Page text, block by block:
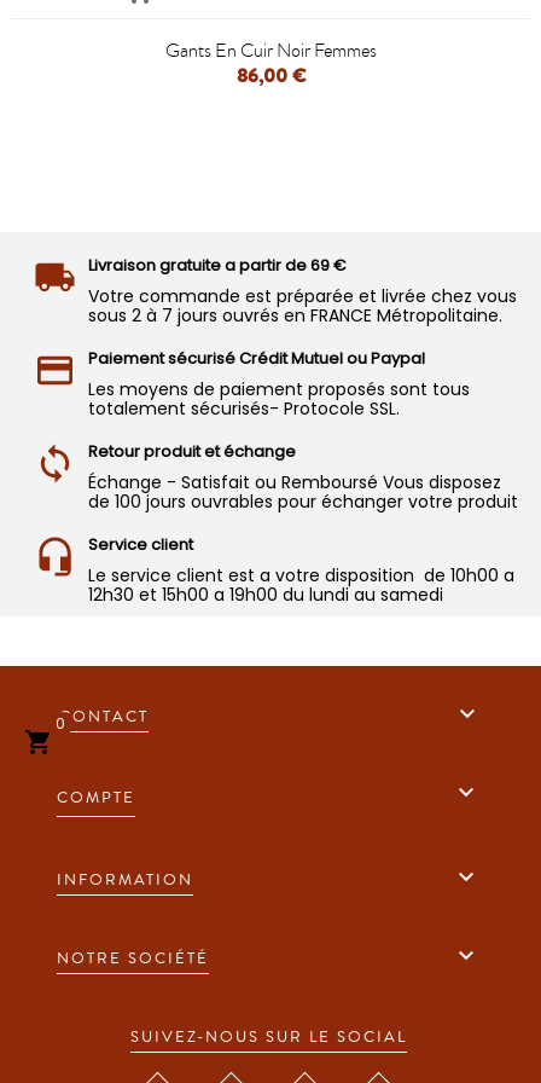
Gants En Cuir Noir Femmes
86,00 €
Livraison gratuite a partir de 69 €
Votre commande est préparée et livrée chez vous
sous 2 à 7 jours ouvrés en FRANCE Métropolitaine.
Paiement sécurisé Crédit Mutuel ou Paypal
Les moyens de paiement proposés sont tous
totalement sécurisés- Protocole SSL.
Retour produit et échange
Échange - Satisfait ou Remboursé Vous disposez
de 100 jours ouvrables pour échanger votre produit
Service client
Le service client est a votre disposition de 10h00 a
12h30 et 15h00 a 19h00 du lundi au samedi
CONTACT 
COMPTE 
INFORMATION 
NOTRE SOCIÉTÉ 
SUIVEZ-NOUS SUR LE SOCIAL

0